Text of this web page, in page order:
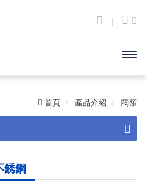
單
首頁 產品介紹 閥類
銹鋼